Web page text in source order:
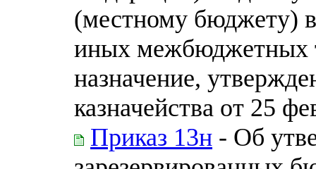
(местному бюджету)
иных межбюджетных
назначение,
казначейства от 25
Приказ 13н - Об